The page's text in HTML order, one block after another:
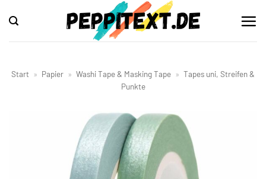
Inhalt
springen
Start » Papier » Washi Tape & Masking Tape » Tapes uni, Streifen &
Punkte